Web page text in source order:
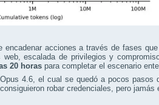
encadenar acciones a través de fases
escalada de privilegios y
20 horas para completar el escenario
4.6, el cual se quedó a pocos
robar credenciales, pero jamás